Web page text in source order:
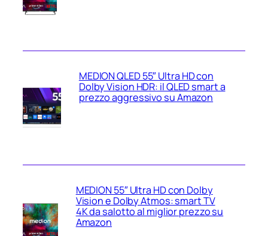
MEDION QLED 55″ Ultra HD con
Dolby Vision HDR: il QLED smart a
prezzo aggressivo su Amazon
MEDION 55″ Ultra HD con Dolby
Vision e Dolby Atmos: smart TV
4K da salotto al miglior prezzo su
Amazon